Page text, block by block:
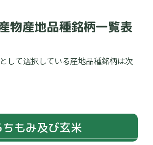
物産地品種銘柄一覧表
して選択している産地品種銘柄は次
もみ及び玄米